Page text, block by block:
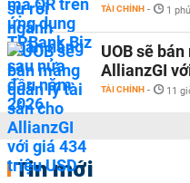
TÀI CHÍNH - 1
UOB sẽ
AllianzGI
TÀI CHÍNH - 11
Tin mới